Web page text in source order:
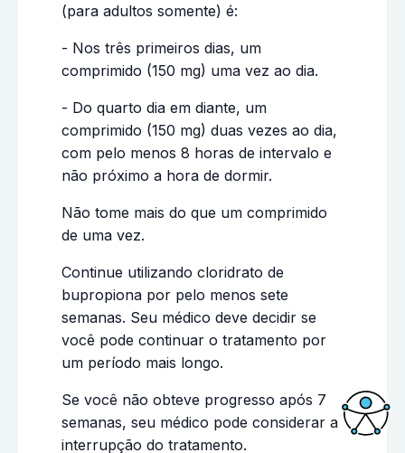
(para adultos somente) é:
- Nos três primeiros dias, um
comprimido (150 mg) uma vez ao dia.
- Do quarto dia em diante, um
comprimido (150 mg) duas vezes ao dia,
com pelo menos 8 horas de intervalo e
não próximo a hora de dormir.
Não tome mais do que um comprimido
de uma vez.
Continue utilizando cloridrato de
bupropiona por pelo menos sete
semanas. Seu médico deve decidir se
você pode continuar o tratamento por
um período mais longo.
Se você não obteve progresso após 7
semanas, seu médico pode considerar a
interrupção do tratamento.